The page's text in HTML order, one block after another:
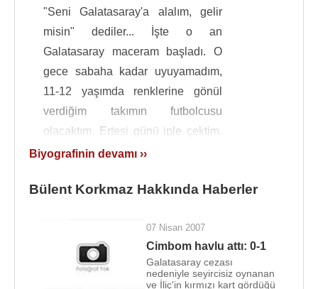
"Seni Galatasaray'a alalım, gelir
misin" dediler... İşte o an
Galatasaray maceram başladı. O
gece sabaha kadar uyuyamadım,
11-12 yaşımda renklerine gönül
verdiğim takımın futbolcusu
olacaktım. Ertesi günü iple çektim.
Tuttuğum takımın, her gün uzaktan
içindeydim artık.
O dönem kadrosunda yer aldığı,
Keskinkılıçyönetimindeki minikler takımı
İstanbul şampiyonu
oldu. 14 yaşındaBülent
Biyografinin devamı ››
Bülent Korkmaz Hakkında Haberler
07 Nisan 2007
Cimbom havlu attı: 0-1
Galatasaray cezası
nedeniyle seyircisiz oynanan
ve İliç'in kırmızı kart gördüğü